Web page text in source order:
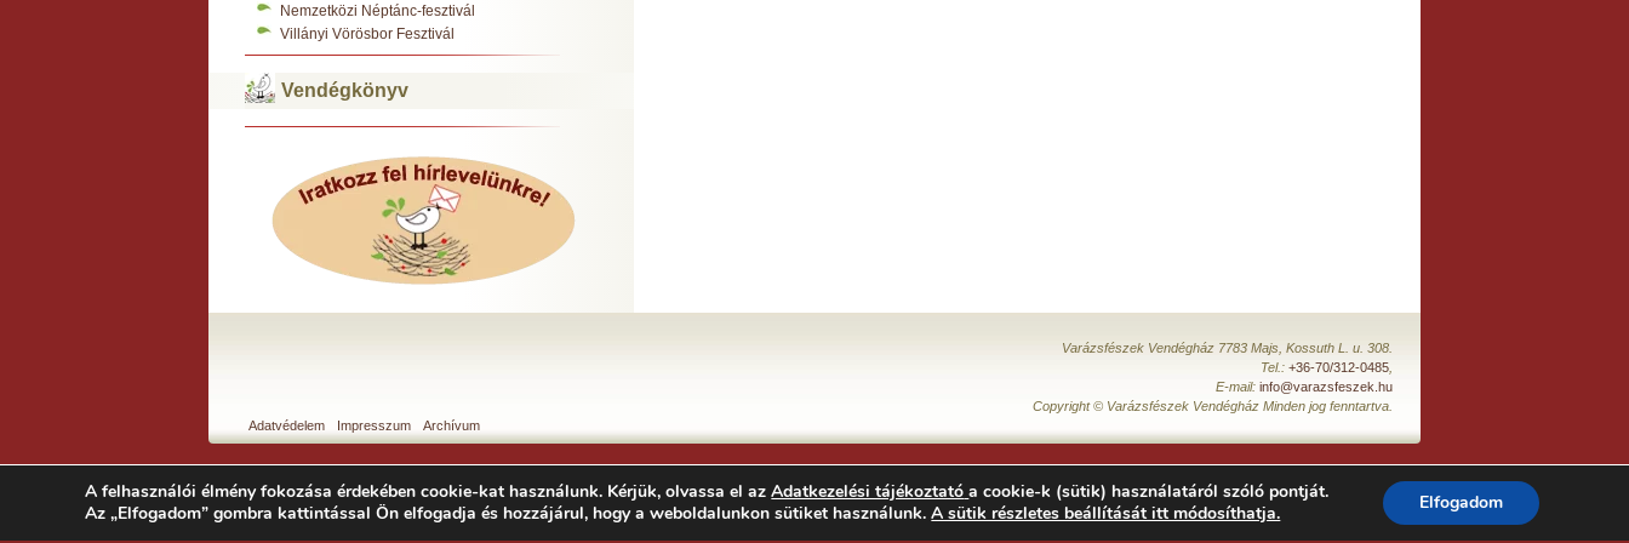
Nemzetközi Néptánc-fesztivál
Villányi Vörösbor Fesztivál
Vendégkönyv
Varázsfészek Vendégház 7783 Majs, Kossuth L. u. 308.
Tel.: +36-70/312-0485
E-mail: info@varazsfeszek.hu
Copyright © Varázsfészek Vendégház Minden jog fenntartva.
Adatvédelem
Impresszum Archívum
A felhasználói élmény fokozása érdekében cookie-kat használunk. Kérjük, olvassa el azAdatkezelési tájékoztató a cookie-k (sütik) használatáról szóló pontját.
Az „Elfogadom” gombra kattintással Ön elfogadja és hozzájárul, hogy a weboldalunkon sütiket használunk.A sütik részletes beállítását itt módosíthatja. Elfogadom